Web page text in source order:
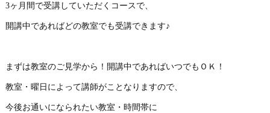
3ヶ月間で受講していただくコースで、
開講中であればどの教室でも受講できます♪
まずは教室のご見学から！開講中であればいつでもＯＫ！
教室・曜日によって講師がことなりますので、
今後お通いになられたい教室・時間帯に